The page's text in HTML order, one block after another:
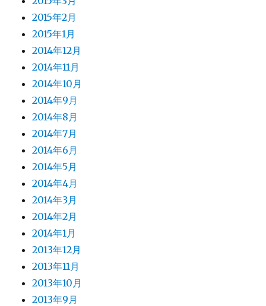
2015年2月
2015年1月
2014年12月
2014年11月
2014年10月
2014年9月
2014年8月
2014年7月
2014年6月
2014年5月
2014年4月
2014年3月
2014年2月
2014年1月
2013年12月
2013年11月
2013年10月
2013年9月